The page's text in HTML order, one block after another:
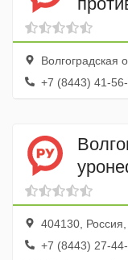
Волгоградская
+7 (8443) 41-56-
404130, Россия,
+7 (8443) 27-44-